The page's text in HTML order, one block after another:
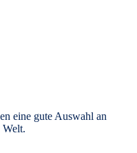
eine gute Auswahl an
Welt.